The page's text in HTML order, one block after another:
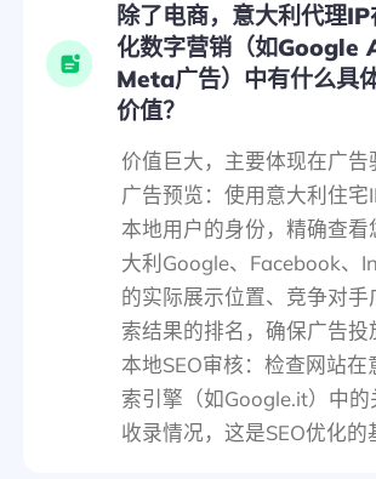
除了电商，意大利代理
化数字营销（如Google
Meta广告）中有什么具
价值？
价值巨大，主要体现在广告
广告预览：使用意大利住宅
本地用户的身份，精确查看
大利Google、Facebook、
的实际展示位置、竞争对手
索结果的排名，确保广告投
本地SEO审核：检查网站在
索引擎（如Google.it）中的
收录情况，这是SEO优化的